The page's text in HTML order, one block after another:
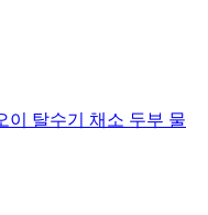
이 탈수기 채소 두부 물